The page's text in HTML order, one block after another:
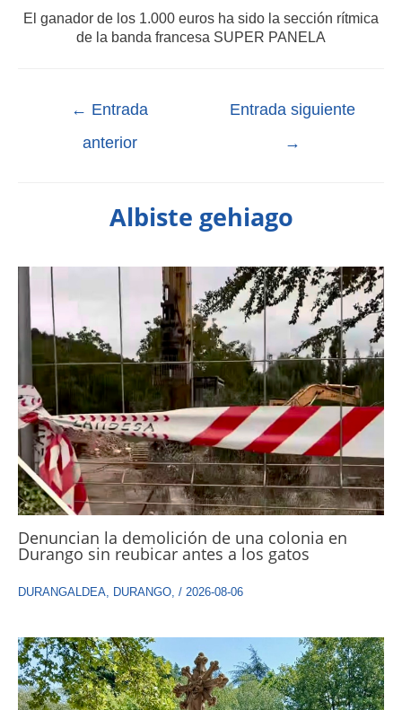
El ganador de los 1.000 euros ha sido la sección rítmica
de la banda francesa SUPER PANELA
← Entrada
anterior
Entrada siguiente
→
Albiste gehiago
Denuncian la demolición de una colonia en
Durango sin reubicar antes a los gatos
DURANGALDEA DURANGO / 2026-08-06